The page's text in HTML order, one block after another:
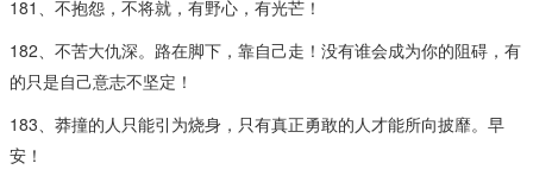
181、不抱怨，不将就，有野心，有光芒！
182、不苦大仇深。路在脚下，靠自己走！没有谁会成为你的阻碍，有
的只是自己意志不坚定！
183、莽撞的人只能引为烧身，只有真正勇敢的人才能所向披靡。早
安！